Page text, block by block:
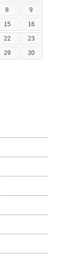
8 9
15 16
22 23
29 30